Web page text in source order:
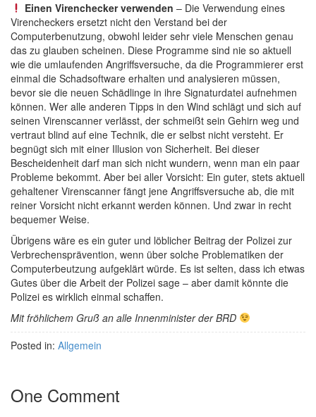
Einen Virenchecker verwenden – Die Verwendung eines
Virencheckers ersetzt nicht den Verstand bei der
Computerbenutzung, obwohl leider sehr viele Menschen genau
das zu glauben scheinen. Diese Programme sind nie so aktuell
wie die umlaufenden Angriffsversuche, da die Programmierer erst
einmal die Schadsoftware erhalten und analysieren müssen,
bevor sie die neuen Schädlinge in ihre Signaturdatei aufnehmen
können. Wer alle anderen Tipps in den Wind schlägt und sich auf
seinen Virenscanner verlässt, der schmeißt sein Gehirn weg und
vertraut blind auf eine Technik, die er selbst nicht versteht. Er
begnügt sich mit einer Illusion von Sicherheit. Bei dieser
Bescheidenheit darf man sich nicht wundern, wenn man ein paar
Probleme bekommt. Aber bei aller Vorsicht: Ein guter, stets aktuell
gehaltener Virenscanner fängt jene Angriffsversuche ab, die mit
reiner Vorsicht nicht erkannt werden können. Und zwar in recht
bequemer Weise.
Übrigens wäre es ein guter und löblicher Beitrag der Polizei zur
Verbrechensprävention, wenn über solche Problematiken der
Computerbeutzung aufgeklärt würde. Es ist selten, dass ich etwas
Gutes über die Arbeit der Polizei sage – aber damit könnte die
Polizei es wirklich einmal schaffen.
Mit fröhlichem Gruß an alle Innenminister der BRD
Posted in: Allgemein
One Comment